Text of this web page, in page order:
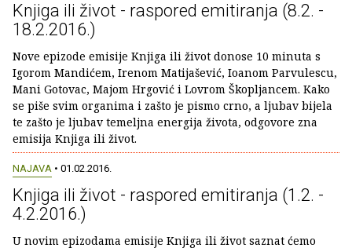
Knjiga ili život - raspored emitiranja (8.2. -
18.2.2016.)
Nove epizode emisije Knjiga ili život donose 10 minuta s
Igorom Mandićem, Irenom Matijašević, Ioanom Parvulescu,
Mani Gotovac, Majom Hrgović i Lovrom Škopljancem. Kako
se piše svim organima i zašto je pismo crno, a ljubav bijela
te zašto je ljubav temeljna energija života, odgovore zna
emisija Knjiga ili život.
NAJAVA • 01.02.2016.
Knjiga ili život - raspored emitiranja (1.2. -
4.2.2016.)
U novim epizodama emisije Knjiga ili život saznat ćemo